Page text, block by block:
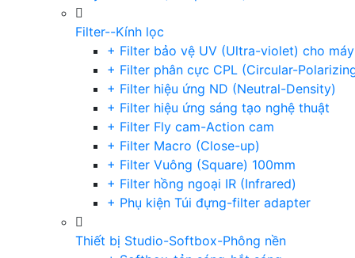
Filter--Kính lọc
+ Filter bảo vệ UV (Ultra-violet) cho
+ Filter phân cực CPL (Circular-
+ Filter hiệu ứng ND (Neutral-Density)
+ Filter hiệu ứng sáng tạo nghệ thuật
+ Filter Fly cam-Action cam
+ Filter Macro (Close-up)
+ Filter Vuông (Square) 100mm
+ Filter hồng ngoại IR (Infrared)
+ Phụ kiện Túi đựng-filter adapter
Thiết bị Studio-Softbox-Phông nền